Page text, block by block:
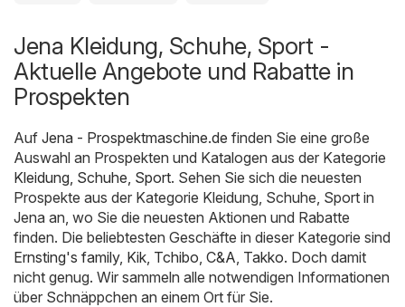
Jena Kleidung, Schuhe, Sport -
Aktuelle Angebote und Rabatte in
Prospekten
Auf Jena - Prospektmaschine.de finden Sie eine große
Auswahl an Prospekten und Katalogen aus der Kategorie
Kleidung, Schuhe, Sport. Sehen Sie sich die neuesten
Prospekte aus der Kategorie Kleidung, Schuhe, Sport in
Jena an, wo Sie die neuesten Aktionen und Rabatte
finden. Die beliebtesten Geschäfte in dieser Kategorie sind
Ernsting's family, Kik Tchibo C&A Takko. Doch damit
nicht genug. Wir sammeln alle notwendigen Informationen
über Schnäppchen an einem Ort für Sie.